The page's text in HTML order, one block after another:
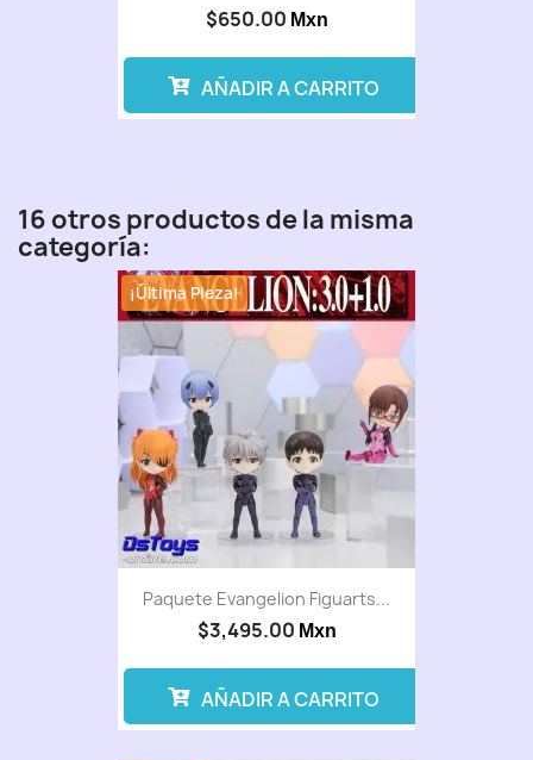
$650.00 Mxn
AÑADIR A CARRITO
16 otros productos de la misma
categoría:
Paquete Evangelion Figuarts...
$3,495.00 Mxn
¡Última Pieza!
AÑADIR A CARRITO